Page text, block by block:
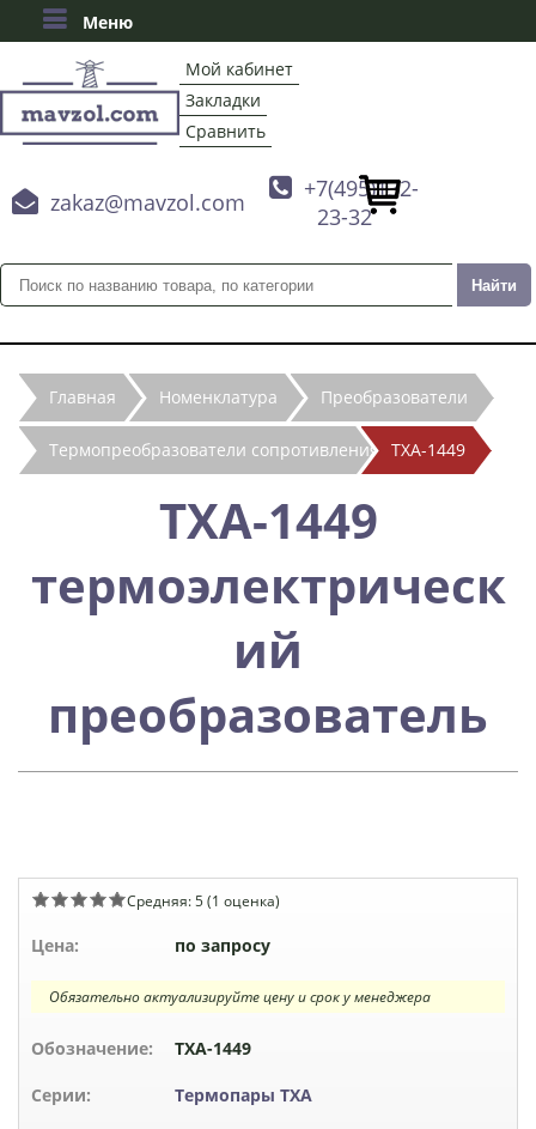
Меню
Мой кабинет
Закладки
Сравнить
 zakaz@mavzol.com
 +7(495)132-
23-32
Главная Номенклатура Преобразователи
Термопреобразователи сопротивления ТХА-1449
ТХА-1449
термоэлектрическ
ий
преобразователь
Средняя:5(1 оценка)
Цена: по запросу
Обязательно актуализируйте цену и срок у менеджера
Обозначение: ТХА-1449
Серии: Термопары ТХА